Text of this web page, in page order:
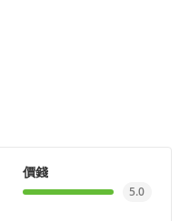
價錢
5.0